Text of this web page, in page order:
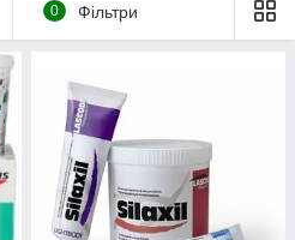
0 Фільтри